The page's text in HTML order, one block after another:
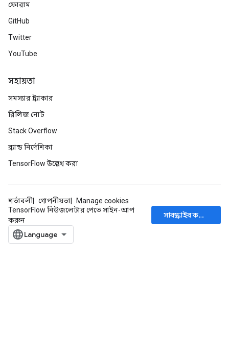
ফোরাম
GitHub
Twitter
YouTube
সহায়তা
সমস্যার ট্র্যাকার
রিলিজ নোট
Stack Overflow
ব্র্যান্ড নির্দেশিকা
TensorFlow উল্লেখ করা
শর্তাবলী গোপনীয়তা
Manage cookies
TensorFlow নিউজলেটার পেতে সাইন-আপ
করুন
সাবস্ক্রাইব করুন